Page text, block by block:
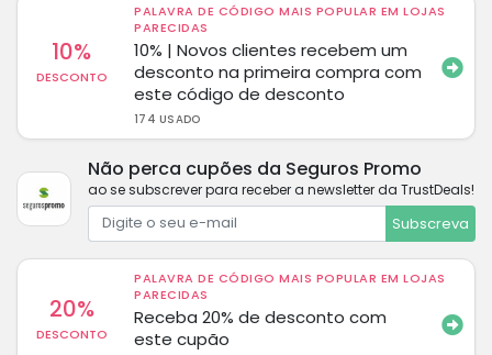
10%
DESCONTO
PALAVRA DE CÓDIGO MAIS POPULAR EM LOJAS
PARECIDAS
10% | Novos clientes recebem um
desconto na primeira compra com
este código de desconto
174 USADO
Não perca cupões da Seguros Promo
ao se subscrever para receber a newsletter da TrustDeals!
Subscreva
20%
DESCONTO
PALAVRA DE CÓDIGO MAIS POPULAR EM LOJAS
PARECIDAS
Receba 20% de desconto com
este cupão